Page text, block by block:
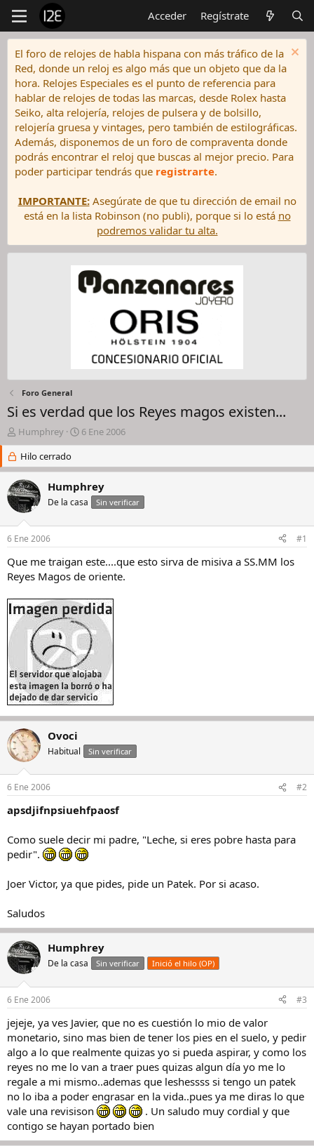
Acceder Regístrate
El foro de relojes de habla hispana con más tráfico de la
Red, donde un reloj es algo más que un objeto que da la
hora. Relojes Especiales es el punto de referencia para
hablar de relojes de todas las marcas, desde Rolex hasta
Seiko, alta relojería, relojes de pulsera y de bolsillo,
relojería gruesa y vintages, pero también de estilográficas.
Además, disponemos de un foro de compraventa donde
podrás encontrar el reloj que buscas al mejor precio. Para
poder participar tendrás que registrarte.
IMPORTANTE:Asegúrate de que tu dirección de email no
está en la lista Robinson (no publi), porque si lo está no
podremos validar tu alta.
Foro General
Si es verdad que los Reyes magos existen...
I
n
c
i
a
d
o
d
e
l
h
l
o
Humphrey
F
e
h
a
d
e
i
c
i
o
6 Ene 2006
Hilo cerrado
Humphrey
De la casa Sin verificar
6 Ene 2006 #1
Que me traigan este....que esto sirva de misiva a SS.MM los
Reyes Magos de oriente.
Ovoci
Habitual Sin verificar
6 Ene 2006 #2
apsdjifnpsiuehfpaosf
Como suele decir mi padre, "Leche, si eres pobre hasta para
pedir".
Joer Victor, ya que pides, pide un Patek. Por si acaso.
Saludos
Humphrey
De la casa Sin verificar Inició el hilo (OP)
6 Ene 2006 #3
jejeje, ya ves Javier, que no es cuestión lo mio de valor
monetario, sino mas bien de tener los pies en el suelo, y pedir
algo a lo que realmente quizas yo si pueda aspirar, y como los
reyes no me lo van a traer pues quizas algun día yo me lo
regale a mi mismo..ademas que leshessss si tengo un patek
no lo iba a poder engrasar en la vida..pues ya me diras lo que
vale una revisison
. Un saludo muy cordial y que
contigo se hayan portado bien